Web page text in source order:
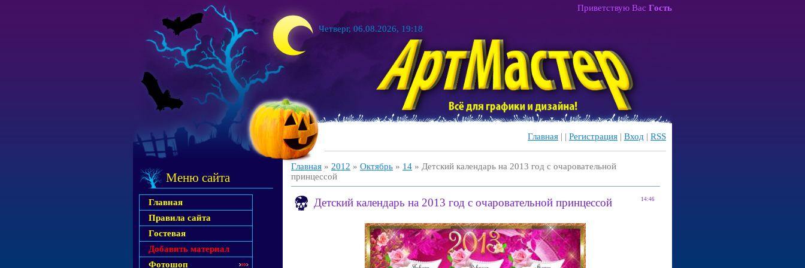
Четверг, 06.08.2026, 19:18
Приветствую Вас Гость
Главная | | Регистрация | Вход | RSS
Меню сайта
Главная
Правила сайта
Гостевая
Добавить материал
Фотошоп
Главная » 2012 » Октябрь » 14 » Детский календарь на 2013 год с очаровательной
принцессой
14:46
Детский календарь на 2013 год с очаровательной принцессой